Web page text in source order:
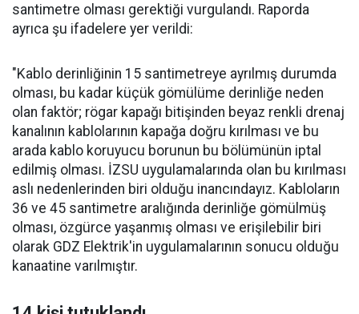
santimetre olması gerektiği vurgulandı. Raporda
ayrıca şu ifadelere yer verildi:
"Kablo derinliğinin 15 santimetreye ayrılmış durumda
olması, bu kadar küçük gömülüme derinliğe neden
olan faktör; rögar kapağı bitişinden beyaz renkli drenaj
kanalının kablolarının kapağa doğru kırılması ve bu
arada kablo koruyucu borunun bu bölümünün iptal
edilmiş olması. İZSU uygulamalarında olan bu kırılması
aslı nedenlerinden biri olduğu inancındayız. Kabloların
36 ve 45 santimetre aralığında derinliğe gömülmüş
olması, özgürce yaşanmış olması ve erişilebilir biri
olarak GDZ Elektrik'in uygulamalarının sonucu olduğu
kanaatine varılmıştır.